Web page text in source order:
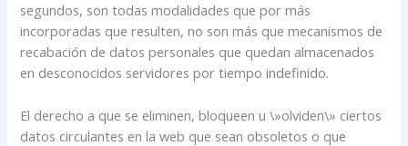
segundos, son todas modalidades que por más
incorporadas que resulten, no son más que mecanismos de
recabación de datos personales que quedan almacenados
en desconocidos servidores por tiempo indefinido.
El derecho a que se eliminen, bloqueen u \»olviden\» ciertos
datos circulantes en la web que sean obsoletos o que